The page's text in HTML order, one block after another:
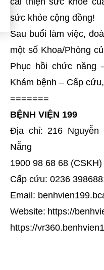
sức khỏe cộng đồng!
Sau buổi làm việc,
một số Khoa/Phòng
Phục hồi chức năng
Khám bệnh – Cấp
=======
BỆNH VIỆN 199
Địa chỉ: 216
Nẵng
1900 98 68 68 (CSKH)
Cấp cứu: 0236
Email:
Website: https://
https://